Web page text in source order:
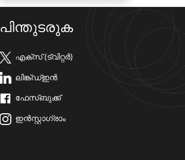
പിന്തുടരുക
എക്സ് (ട്വിറ്റർ)
ലിങ്ക്ഡ്ഇൻ
ഫേസ്ബുക്ക്
ഇൻസ്റ്റാഗ്രാം